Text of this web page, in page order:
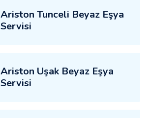
Ariston Tunceli Beyaz Eşya
Servisi
Ariston Uşak Beyaz Eşya
Servisi